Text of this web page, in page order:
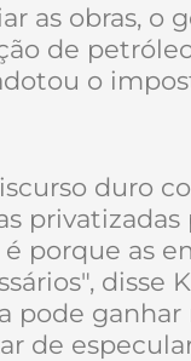
as obras, o
de petróleo
o
duro
porque as
disse
pode
de